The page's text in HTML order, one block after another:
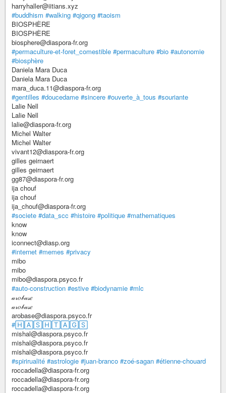
harryhaller@iitians.xyz
#buddhism #walking #qigong #taoism
BIOSPHÈRE
BIOSPHÈRE
biosphere@diaspora-fr.org
#permaculture-et-foret_comestible #permaculture #bio #autonomie
#biosphère
Daniela Mara Duca
Daniela Mara Duca
mara_duca.11@diaspora-fr.org
#gentilles #doucedame #sincere #ouverte_à_tous #souriante
Lalie Nell
Lalie Nell
lalie@diaspora-fr.org
Michel Walter
Michel Walter
vivant12@diaspora-fr.org
gilles geirnaert
gilles geirnaert
gg87@diaspora-fr.org
ija chouf
ija chouf
ija_chouf@diaspora-fr.org
#societe #data_scc #histoire #politique #mathematiques
know
know
iconnect@diasp.org
#internet #memes #privacy
mibo
mibo
mibo@diaspora.psyco.fr
#auto-construction #estive #biodynamie #mlc
𝒶𝓇𝑜𝒷𝒶𝓈𝑒
𝒶𝓇𝑜𝒷𝒶𝓈𝑒
arobase@diaspora.psyco.fr
#🄷🄰🅂🄷🅃🄰🄶🅂
mishal@diaspora.psyco.fr
mishal@diaspora.psyco.fr
mishal@diaspora.psyco.fr
#spirirualité #astrologie #juan-branco #zoé-sagan #étienne-chouard
roccadella@diaspora-fr.org
roccadella@diaspora-fr.org
roccadella@diaspora-fr.org